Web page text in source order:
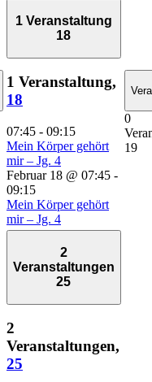
1 Veranstaltung
18
1 Veranstaltung,
18
07:45 - 09:15
Mein Körper gehört
mir – Jg. 4
Februar 18 @ 07:45 -
09:15
Mein Körper gehört
mir – Jg. 4
0
19
2
Veranstaltungen
25
2
Veranstaltungen,
25